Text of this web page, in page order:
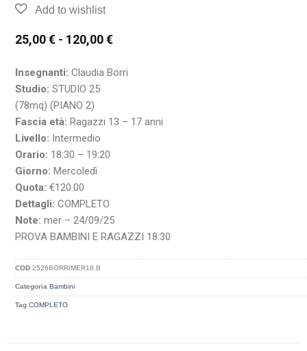
25,00€ - 120,00€
Insegnanti: Claudia Borri
Studio: STUDIO 25
(78mq) (PIANO 2)
Fascia età: Ragazzi 13 – 17 anni
Livello: Intermedio
Orario: 18:30 – 19:20
Giorno: Mercoledì
Quota: €120.00
Dettagli: COMPLETO
Note: mer – 24/09/25
PROVA BAMBINI E RAGAZZI 18:30
COD2526BORRIMER18.B
Categoria Bambini
Tag COMPLETO